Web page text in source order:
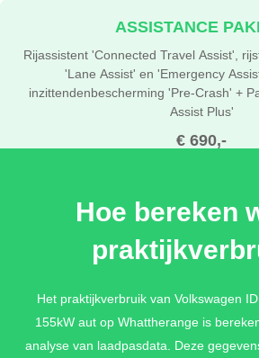
€ 690,-
ASSISTANCE
Rijassistent 'Connected Travel Assist',
'Lane Assist' en 'Emergency
inzittendenbescherming 'Pre-Crash' +
Assist Plus'
€ 590,-
TECH PAKKET
Sleutelloos vergrendel- en
Diefstalalarm +
Hoe bereken
Het praktijkverbruik van Volkswagen
155kW aut op Whattherange is
analyse van laadpasdata. Deze